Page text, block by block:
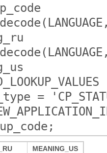
=
MEANING_US